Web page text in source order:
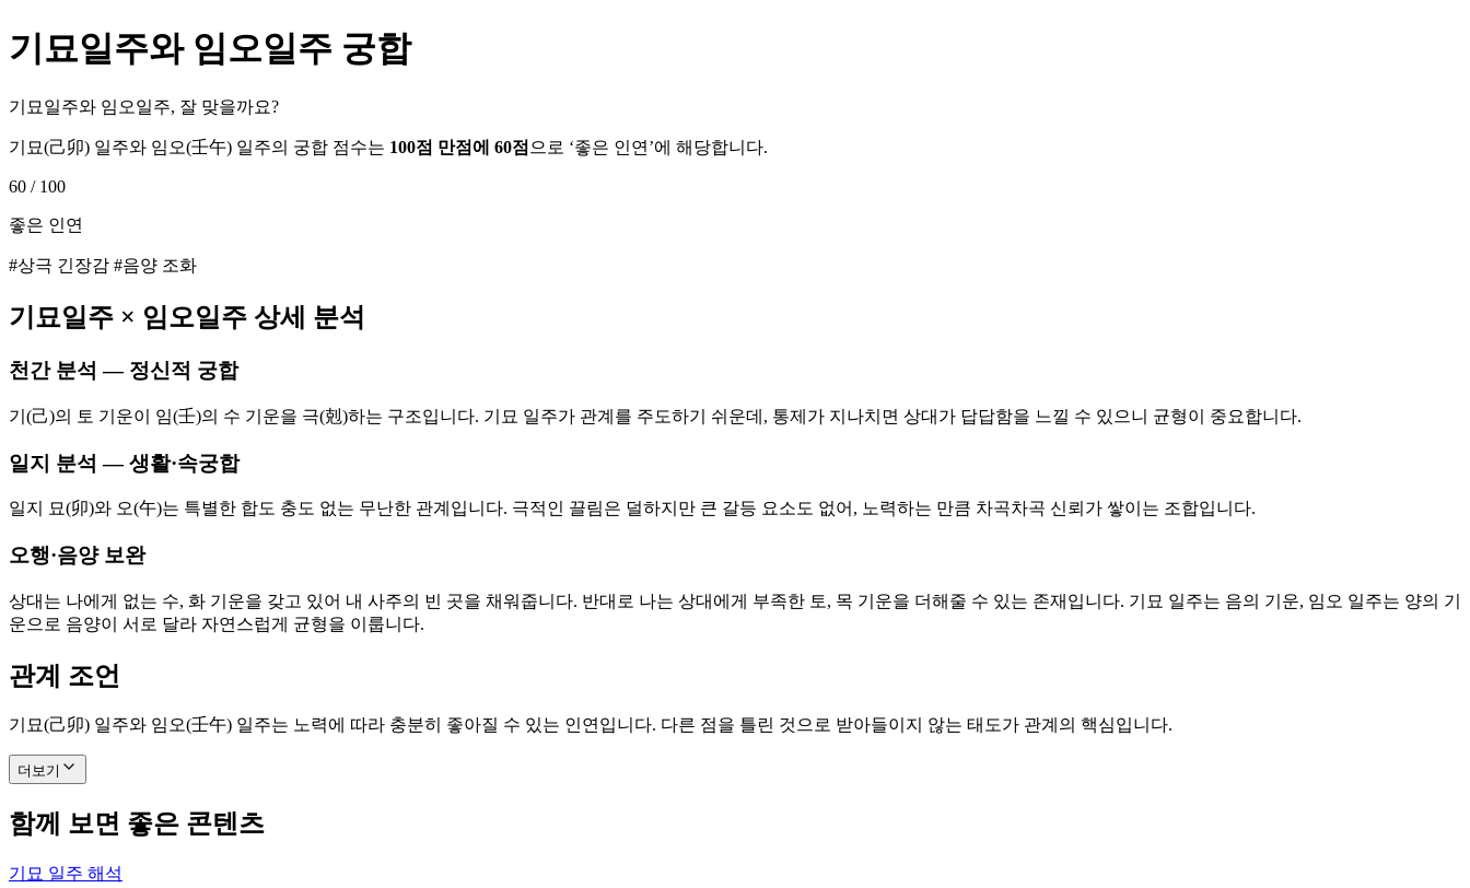
기묘일주와 임오일주 궁합
기묘일주와 임오일주, 잘 맞을까요?
기묘(己卯) 일주와 임오(壬午) 일주의 궁합 점수는 100점 만점에 60점 으로 ‘좋은 인연 ’에 해당합니다.
60 / 100
좋은 인연
#상극 긴장감 #음양 조화
기묘일주 × 임오일주 상세 분석
천간 분석 — 정신적 궁합
기(己)의 토 기운이 임(壬)의 수 기운을 극(剋)하는 구조입니다. 기묘 일주가 관계를 주도하기 쉬운데, 통제가 지나치면 상대가 답답함을 느낄 수 있으니 균형이 중요합니다.
일지 분석 — 생활·속궁합
일지 묘(卯)와 오(午)는 특별한 합도 충도 없는 무난한 관계입니다. 극적인 끌림은 덜하지만 큰 갈등 요소도 없어, 노력하는 만큼 차곡차곡 신뢰가 쌓이는 조합입니다.
오행·음양 보완
상대는 나에게 없는 수, 화 기운을 갖고 있어 내 사주의 빈 곳을 채워줍니다. 반대로 나는 상대에게 부족한 토, 목 기운을 더해줄 수 있는 존재입니다. 기묘 일주는 음의 기운, 임오 일주는 양의 기
운으로 음양이 서로 달라 자연스럽게 균형을 이룹니다.
관계 조언
기묘(己卯) 일주와 임오(壬午) 일주는 노력에 따라 충분히 좋아질 수 있는 인연입니다. 다른 점을 틀린 것으로 받아들이지 않는 태도가 관계의 핵심입니다.
더보기
함께 보면 좋은 콘텐츠
기묘 일주 해석